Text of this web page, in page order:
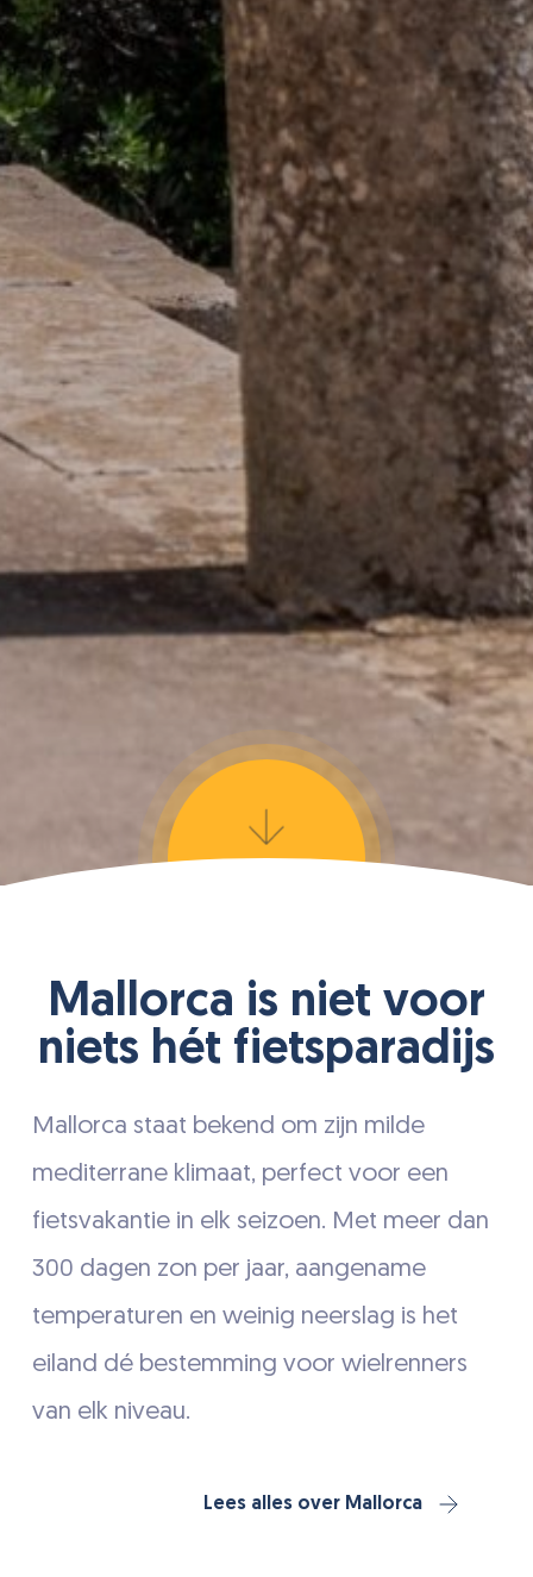
Navigate
next
section
Mallorca is niet voor
niets hét fietsparadijs
Mallorca staat bekend om zijn milde
mediterrane klimaat, perfect voor een
fietsvakantie in elk seizoen. Met meer dan
300 dagen zon per jaar, aangename
temperaturen en weinig neerslag is het
eiland dé bestemming voor wielrenners
van elk niveau.
Lees alles over Mallorca